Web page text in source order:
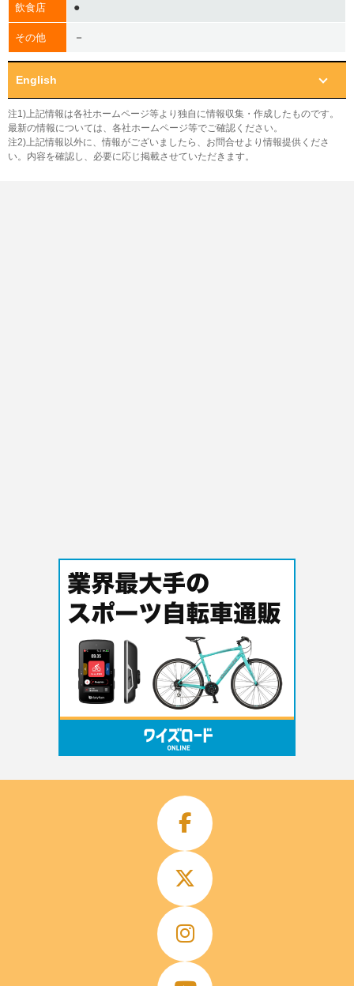
飲食店 ●
その他 －
English
注1)上記情報は各社ホームページ等より独自に情報収集・作成したものです。
最新の情報については、各社ホームページ等でご確認ください。
注2)上記情報以外に、情報がございましたら、お問合せより情報提供くださ
い。内容を確認し、必要に応じ掲載させていただきます。